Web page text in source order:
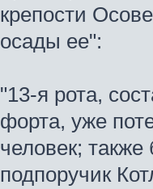
крепости
осады ее":
"13-я рота,
форта, уже
человек;
подпоручик